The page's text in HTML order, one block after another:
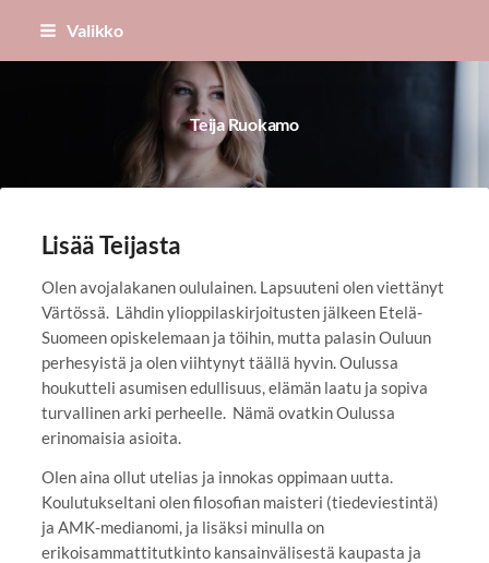
Siirry
Valikko
Teija Ruokamo
Lisää Teijasta
Olen avojalakanen oululainen. Lapsuuteni olen viettänyt
Värtössä. Lähdin ylioppilaskirjoitusten jälkeen Etelä-
Suomeen opiskelemaan ja töihin, mutta palasin Ouluun
perhesyistä ja olen viihtynyt täällä hyvin. Oulussa
houkutteli asumisen edullisuus, elämän laatu ja sopiva
turvallinen arki perheelle. Nämä ovatkin Oulussa
erinomaisia asioita.
Olen aina ollut utelias ja innokas oppimaan uutta.
Koulutukseltani olen filosofian maisteri (tiedeviestintä)
ja AMK-medianomi, ja lisäksi minulla on
erikoisammattitutkinto kansainvälisestä kaupasta ja